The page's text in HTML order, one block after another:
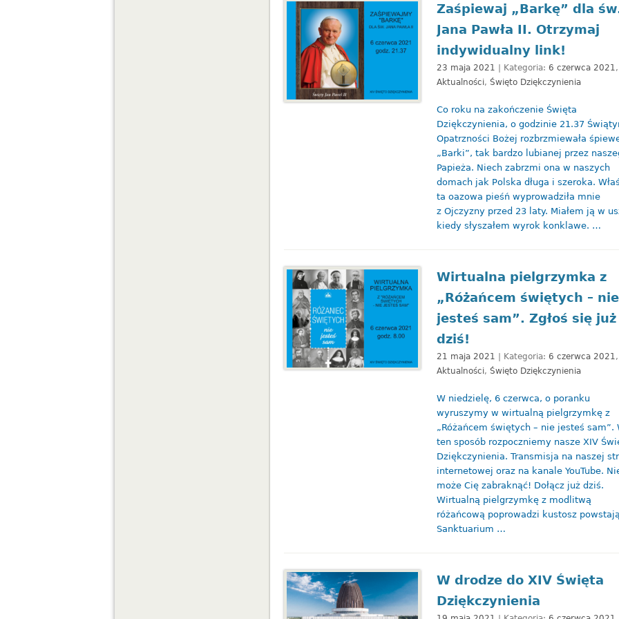
Zaśpiewaj „Barkę” dla
Jana Pawła II. Otrzymaj
indywidualny link!
23 maja 2021 | Kategoria: 6 czerwca 2021,
Aktualności, Święto Dziękczynienia
Co roku na zakończenie Święta
Dziękczynienia, o godzinie 21.37
Opatrzności Bożej rozbrzmiewała
„Barki”, tak bardzo lubianej przez
Papieża. Niech zabrzmi ona w naszych
domach jak Polska długa i szeroka.
ta oazowa pieśń wyprowadziła mnie
z Ojczyzny przed 23 laty. Miałem ją w
kiedy słyszałem wyrok konklawe. …
Wirtualna pielgrzymka z
„Różańcem świętych – nie
jesteś sam”. Zgłoś się już
dziś!
21 maja 2021 | Kategoria: 6 czerwca 2021,
Aktualności, Święto Dziękczynienia
W niedzielę, 6 czerwca, o poranku
wyruszymy w wirtualną pielgrzymkę z
„Różańcem świętych – nie jesteś sam”.
ten sposób rozpoczniemy nasze XIV
Dziękczynienia. Transmisja na naszej
internetowej oraz na kanale YouTube.
może Cię zabraknąć! Dołącz już dziś.
Wirtualną pielgrzymkę z modlitwą
różańcową poprowadzi kustosz
Sanktuarium …
W drodze do XIV Święta
Dziękczynienia